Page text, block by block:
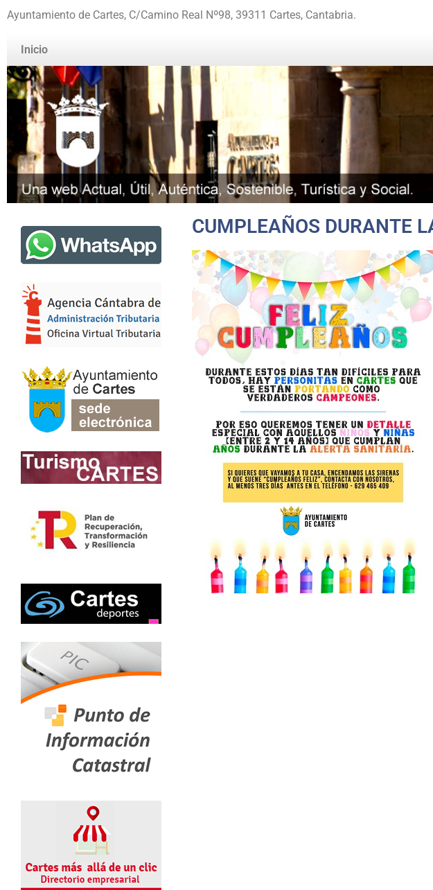
Ayuntamiento de Cartes, C/Camino Real Nº98, 39311 Cartes, Cantabria.
Inicio
CUMPLEAÑOS DURANTE